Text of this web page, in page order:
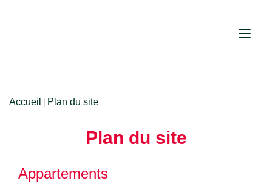
Accueil Plan du site
Plan du site
Appartements